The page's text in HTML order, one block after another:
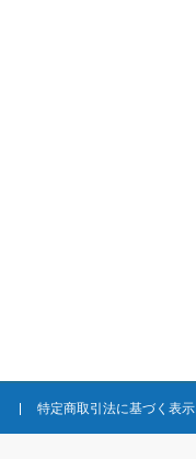
特定商取引法に基づく表示